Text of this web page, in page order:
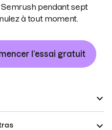
Semrush pendant sept
à tout moment.
l’essai gratuit